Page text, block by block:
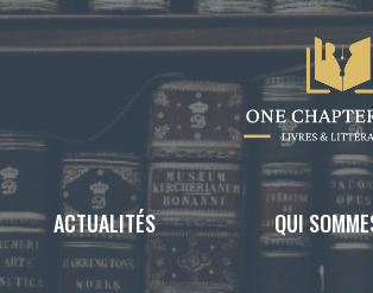
ACTUALITÉS QUI